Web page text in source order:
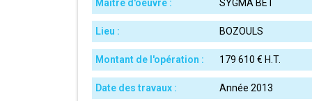
Maitre d'oeuvre : SYGMA BET
Lieu : BOZOULS
Montant de l'opération : 179 610 € H.T.
Date des travaux : Année 2013